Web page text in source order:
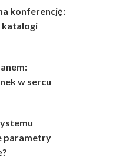
konferencję:
w sercu
parametry